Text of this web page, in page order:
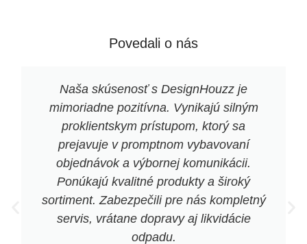
Povedali o nás
Naša skúsenosť s DesignHouzz je
mimoriadne pozitívna. Vynikajú silným
proklientskym prístupom, ktorý sa
prejavuje v promptnom vybavovaní
objednávok a výbornej komunikácii.
Ponúkajú kvalitné produkty a široký
sortiment. Zabezpečili pre nás kompletný
servis, vrátane dopravy aj likvidácie
odpadu.